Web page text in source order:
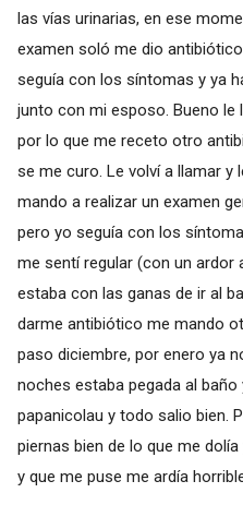
las vías urinarias, en ese
examen soló me dio
seguía con los síntomas y ya
junto con mi esposo. Bueno le
por lo que me receto otro
se me curo. Le volví a llamar y
mando a realizar un examen
pero yo seguía con los
me sentí regular (con un ardor
estaba con las ganas de ir al
darme antibiótico me mando
paso diciembre, por enero ya
noches estaba pegada al
papanicolau y todo salio bien.
piernas bien de lo que me
y que me puse me ardía